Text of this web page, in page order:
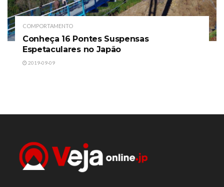
COMPORTAMENTO
Conheça 16 Pontes Suspensas
Espetaculares no Japão
2019-09-09